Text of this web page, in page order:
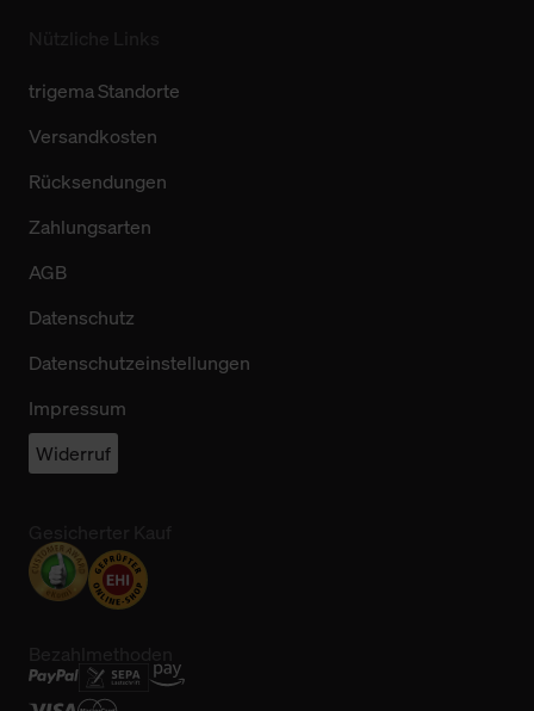
trigema Standorte
Versandkosten
Rücksendungen
Zahlungsarten
AGB
Datenschutz
Datenschutzeinstellungen
Impressum
Widerruf